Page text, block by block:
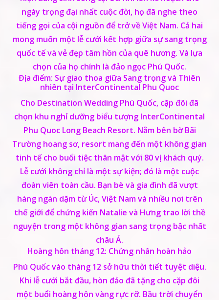
ngày trọng đại nhất cuộc đời, họ đã nghe theo
tiếng gọi của cội nguồn để trở về Việt Nam. Cả hai
mong muốn một lễ cưới kết hợp giữa sự sang trọng
quốc tế và vẻ đẹp tâm hồn của quê hương. Và lựa
chọn của họ chính là đảo ngọc Phú Quốc.
Địa điểm: Sự giao thoa giữa Sang trọng và Thiên
nhiên tại InterContinental Phu Quoc
Cho Destination Wedding Phú Quốc, cặp đôi đã
chọn khu nghỉ dưỡng biểu tượng InterContinental
Phu Quoc Long Beach Resort. Nằm bên bờ Bãi
Trường hoang sơ, resort mang đến một không gian
tinh tế cho buổi tiệc thân mật với 80 vị khách quý.
Lễ cưới không chỉ là một sự kiện; đó là một cuộc
đoàn viên toàn cầu. Bạn bè và gia đình đã vượt
hàng ngàn dặm từ Úc, Việt Nam và nhiều nơi trên
thế giới để chứng kiến Natalie và Hưng trao lời thề
nguyện trong một không gian sang trọng bậc nhất
châu Á.
Hoàng hôn tháng 12: Chứng nhân hoàn hảo
Phú Quốc vào tháng 12 sở hữu thời tiết tuyệt diệu.
Khi lễ cưới bắt đầu, hòn đảo đã tặng cho cặp đôi
một buổi hoàng hôn vàng rực rỡ. Bầu trời chuyển